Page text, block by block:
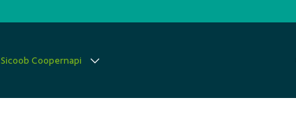
Sicoob Coopernapi